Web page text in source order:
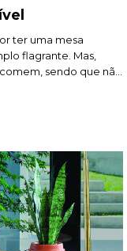
ter uma mesa
flagrante. Mas,
sendo que não
pesa a forma como a
tem, pois, um […]